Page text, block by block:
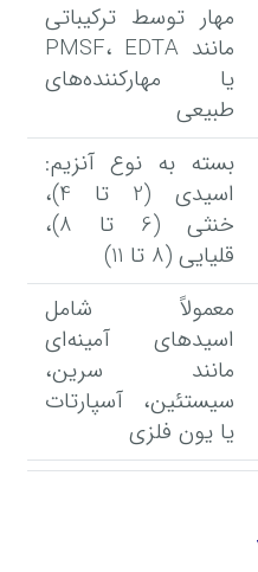
مهار توسط ترکیباتی
مانند PMSF، EDTA
یا مهارکننده‌های
طبیعی
بسته به نوع آنزیم:
اسیدی (2 تا 4)،
خنثی (6 تا 8)،
قلیایی (8 تا 11)
معمولاً شامل
اسیدهای آمینه‌ای
مانند سرین،
سیستئین، آسپارتات
یا یون فلزی